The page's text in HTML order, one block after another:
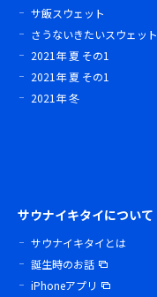
サ飯スウェット
さうないきたいスウェット
2021年 夏 その1
2021年 夏 その1
2021年 冬
サウナイキタイについて
サウナイキタイとは
誕生時のお話
iPhoneアプリ